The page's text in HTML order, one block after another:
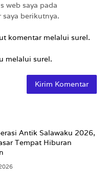
web saya pada
berikutnya.
komentar melalui surel.
melalui surel.
Antik Salawaku 2026,
Tempat Hiburan